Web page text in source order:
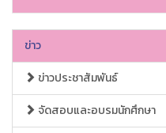
ข่าว
ข่าวประชาสัมพันธ์
จัดสอบและอบรมนักศึกษา